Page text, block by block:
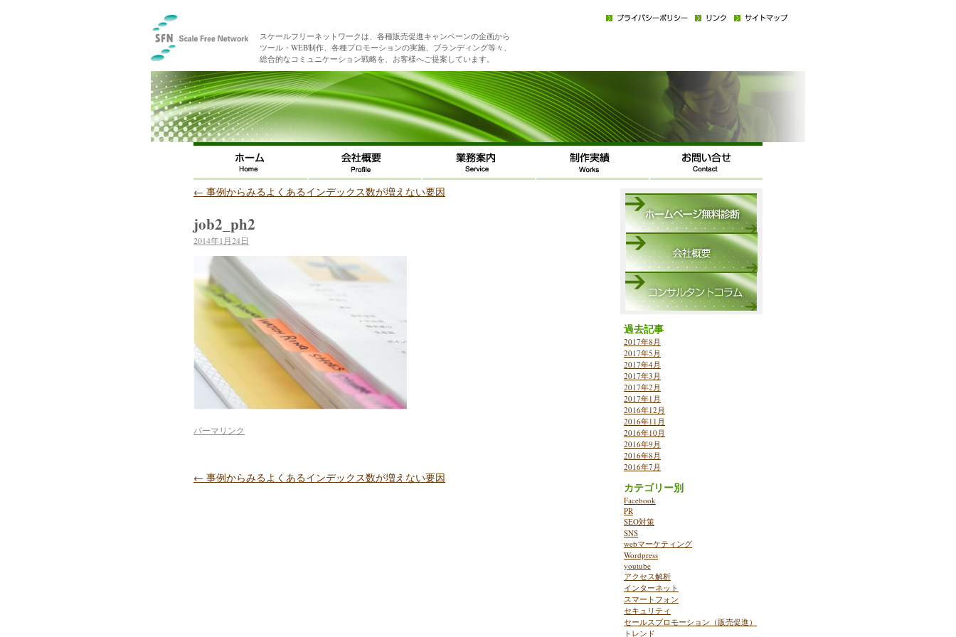
スケールフリーネットワークは、各種販売促進キャンペーンの企画から
ツール・WEB制作、各種プロモーションの実施、ブランディング等々、
総合的なコミュニケーション戦略を、お客様へご提案しています。
過去記事
2017年8月
2017年5月
2017年4月
2017年3月
2017年2月
2017年1月
2016年12月
2016年11月
2016年10月
2016年9月
2016年8月
2016年7月
カテゴリー別
Facebook
PR
SEO対策
SNS
webマーケティング
Wordpress
youtube
アクセス解析
インターネット
スマートフォン
セキュリティ
セールスプロモーション（販売促進）
トレンド
← 事例からみるよくあるインデックス数が増えない要因
job2_ph2
2014年1月24日
パーマリンク
← 事例からみるよくあるインデックス数が増えない要因